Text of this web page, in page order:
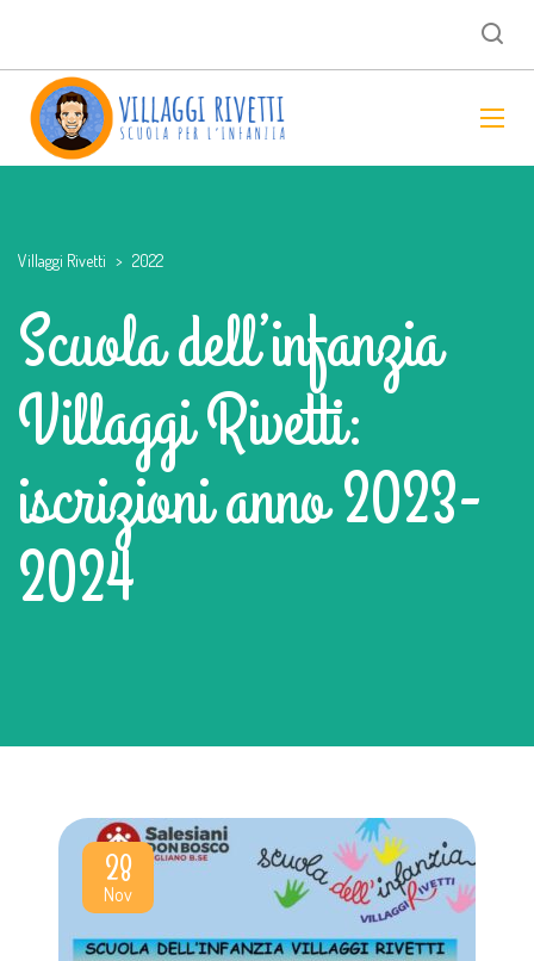
Villaggi Rivetti > 2022
Scuola dell’infanzia
Villaggi Rivetti:
iscrizioni anno 2023-
2024
28
Nov